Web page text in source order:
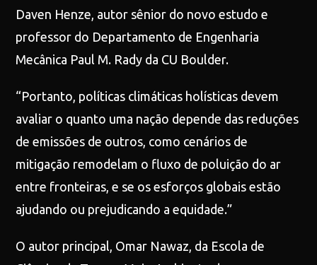
Daven Henze, autor sênior do novo estudo e
professor do Departamento de Engenharia
Mecânica Paul M. Rady da CU Boulder.
“Portanto, políticas climáticas holísticas devem
avaliar o quanto uma nação depende das reduções
de emissões de outros, como cenários de
mitigação remodelam o fluxo de poluição do ar
entre fronteiras, e se os esforços globais estão
ajudando ou prejudicando a equidade.”
O autor principal, Omar Nawaz, da Escola de